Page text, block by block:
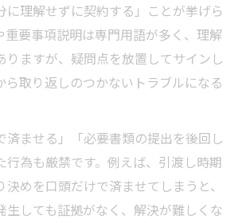
に理解せずに契約する」ことが挙げら
重要事項説明は専門用語が多く、理解
りますが、疑問点を放置してサインし
ら取り返しのつかないトラブルになる
済ませる」「必要書類の提出を後回し
行為も厳禁です。例えば、引渡し時期
めを口頭だけで済ませてしまうと、
生しても証拠がなく、解決が難しくな